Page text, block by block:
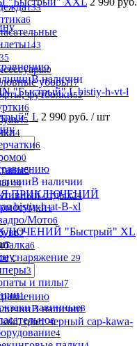
133
6
143
0
уборы17
футболки52
6
45
4
6
0
5
44
отдых24
1
Мото6
7
6
снаряжение 29
3
и пилы7
1
лавинные8
4
В наличии
L 2 990 руб. / шт
В наличии
"Быстрый" XL
В наличии